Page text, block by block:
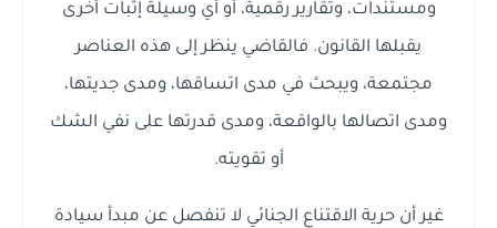
ومستندات، وتقارير رقمية، أو أي وسيلة إثبات أخرى
يقبلها القانون. فالقاضي ينظر إلى هذه العناصر
مجتمعة، ويبحث في مدى اتساقها، ومدى جديتها،
ومدى اتصالها بالواقعة، ومدى قدرتها على نفي الشك
أو تقويته.
غير أن حرية الاقتناع الجنائي لا تنفصل عن مبدأ سيادة